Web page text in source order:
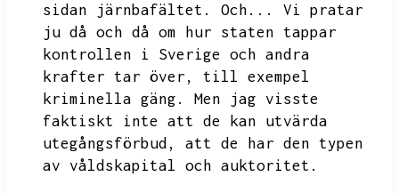
sidan järnbafältet.
Och...
Vi pratar
ju då och då om hur staten tappar
kontrollen i Sverige och andra
krafter tar över,
till exempel
kriminella gäng.
Men jag visste
faktiskt inte att de kan utvärda
utegångsförbud,
att de har den typen
av våldskapital och auktoritet.